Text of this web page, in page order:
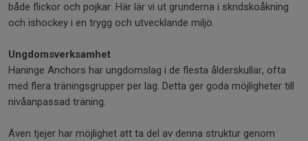
både flickor och pojkar. Här lär vi ut grunderna i skridskoåkning
och ishockey i en trygg och utvecklande miljö.
Ungdomsverksamhet
Haninge Anchors har ungdomslag i de flesta ålderskullar, ofta
med flera träningsgrupper per lag. Detta ger goda möjligheter till
nivåanpassad träning.
Även tjejer har möjlighet att ta del av denna struktur genom